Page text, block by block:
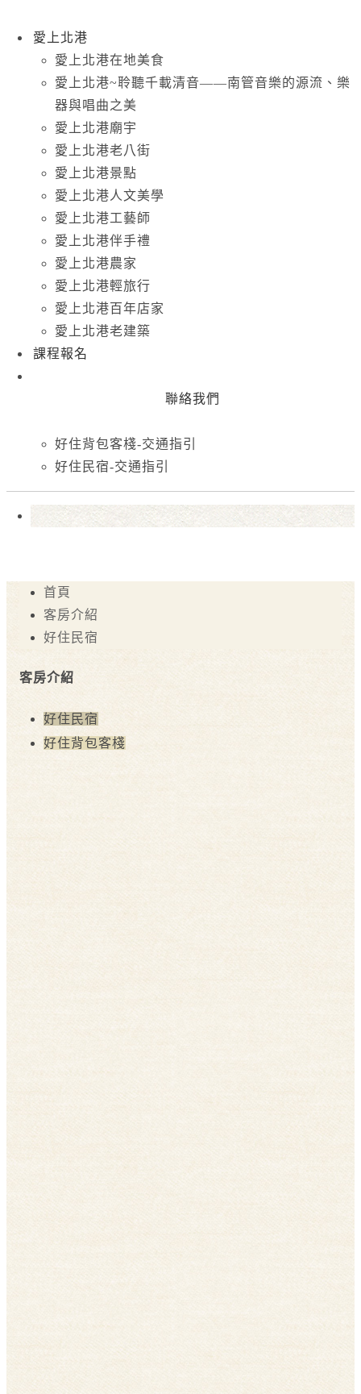
愛上北港
愛上北港在地美食
愛上北港~聆聽千載清音——南管音樂的源流、樂
器與唱曲之美
愛上北港廟宇
愛上北港老八街
愛上北港景點
愛上北港人文美學
愛上北港工藝師
愛上北港伴手禮
愛上北港農家
愛上北港輕旅行
愛上北港百年店家
愛上北港老建築
課程報名
聯絡我們
好住背包客棧-交通指引
好住民宿-交通指引
首頁
客房介紹
好住民宿
客房介紹
好住民宿
好住背包客棧